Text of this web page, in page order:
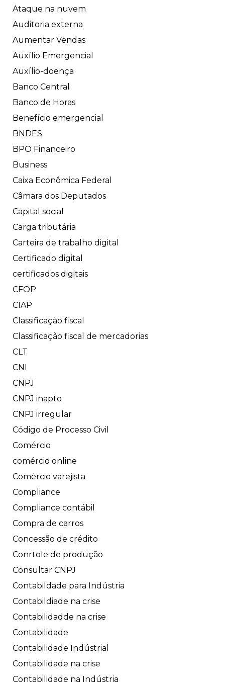
Ataque na nuvem
Auditoria externa
Aumentar Vendas
Auxílio Emergencial
Auxílio-doença
Banco Central
Banco de Horas
Benefício emergencial
BNDES
BPO Financeiro
Business
Caixa Econômica Federal
Câmara dos Deputados
Capital social
Carga tributária
Carteira de trabalho digital
Certificado digital
certificados digitais
CFOP
CIAP
Classificação fiscal
Classificação fiscal de mercadorias
CLT
CNI
CNPJ
CNPJ inapto
CNPJ irregular
Código de Processo Civil
Comércio
comércio online
Comércio varejista
Compliance
Compliance contábil
Compra de carros
Concessão de crédito
Conrtole de produção
Consultar CNPJ
Contabildade para Indústria
Contabildiade na crise
Contabilidadde na crise
Contabilidade
Contabilidade Indústrial
Contabilidade na crise
Contabilidade na Indústria